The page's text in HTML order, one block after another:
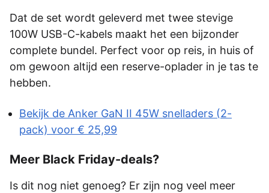
Dat de set wordt geleverd met twee stevige
100W USB-C-kabels maakt het een bijzonder
complete bundel. Perfect voor op reis, in huis of
om gewoon altijd een reserve-oplader in je tas te
hebben.
Bekijk de Anker GaN II 45W snelladers (2-
pack) voor € 25,99
Meer Black Friday-deals?
Is dit nog niet genoeg? Er zijn nog veel meer